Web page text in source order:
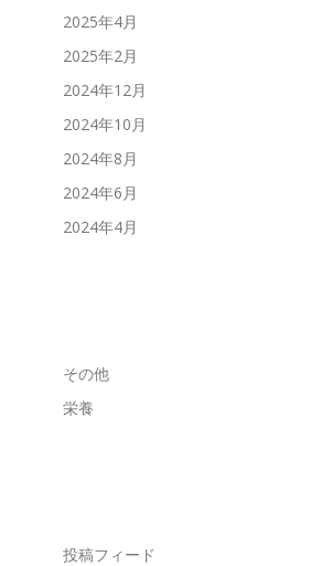
2025年4月
2025年2月
2024年12月
2024年10月
2024年8月
2024年6月
2024年4月
その他
栄養
投稿フィード